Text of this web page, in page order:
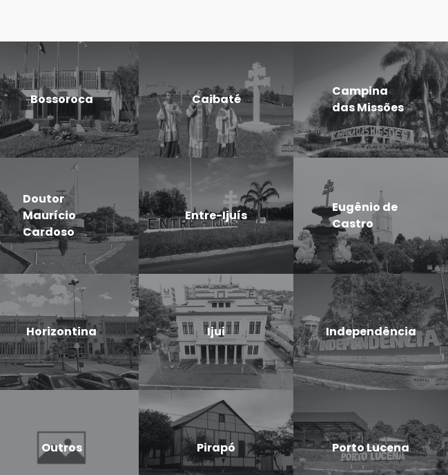
Bossoroca Caibaté
Campina
das Missões
Doutor
Maurício
Cardoso
Entre-Ijuís
Eugênio de
Castro
Horizontina Ijui Independência
Outros Pirapó Porto Lucena